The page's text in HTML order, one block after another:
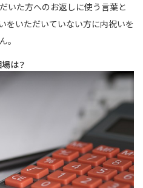
いた方へのお返しに使う言葉と
をいただいていない方に内祝いを
。
は？